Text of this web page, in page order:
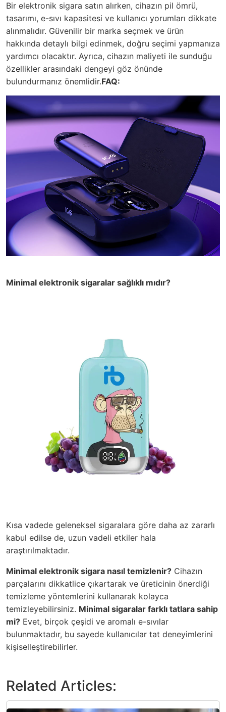
Bir elektronik sigara satın alırken, cihazın pil ömrü,
tasarımı, e-sıvı kapasitesi ve kullanıcı yorumları dikkate
alınmalıdır. Güvenilir bir marka seçmek ve ürün
hakkında detaylı bilgi edinmek, doğru seçimi yapmanıza
yardımcı olacaktır. Ayrıca, cihazın maliyeti ile sunduğu
özellikler arasındaki dengeyi göz önünde
bulundurmanız önemlidir.FAQ:
Minimal elektronik sigaralar sağlıklı mıdır?
Kısa vadede geleneksel sigaralara göre daha az zararlı
kabul edilse de, uzun vadeli etkiler hala
araştırılmaktadır.
Minimal elektronik sigara nasıl temizlenir? Cihazın
parçalarını dikkatlice çıkartarak ve üreticinin önerdiği
temizleme yöntemlerini kullanarak kolayca
temizleyebilirsiniz. Minimal sigaralar farklı tatlara sahip
mi? Evet, birçok çeşidi ve aromalı e-sıvılar
bulunmaktadır, bu sayede kullanıcılar tat deneyimlerini
kişiselleştirebilirler.
Related Articles: